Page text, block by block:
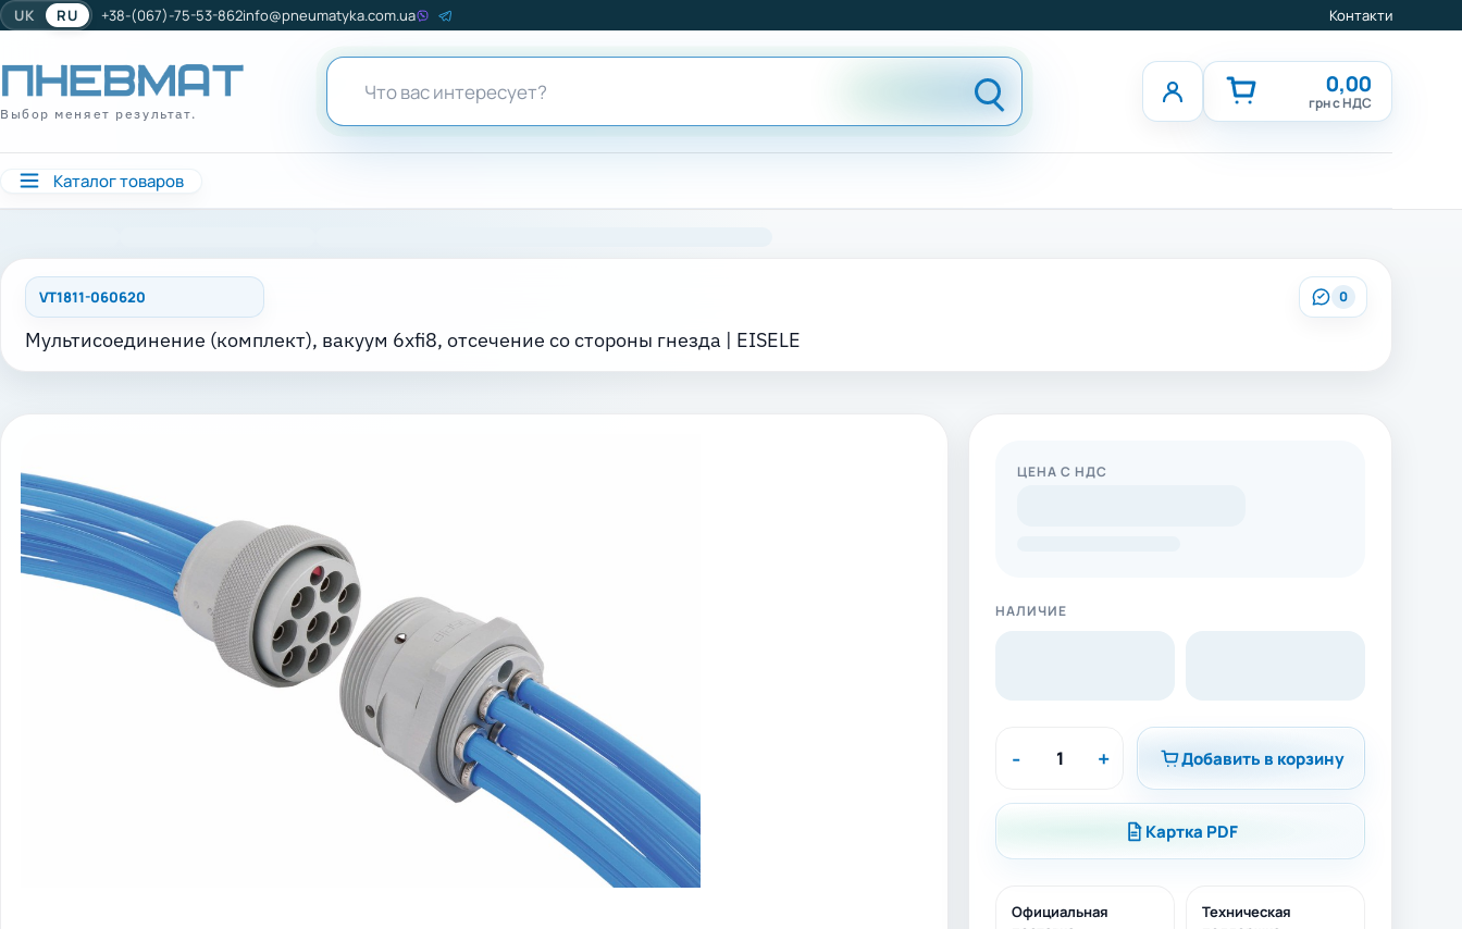
UK RU +38-(067)-75-53-862info@pneumatyka.com.ua Контакти
Выбор меняет результат.
0,00
грн с НДС
Каталог товаров
0
VT1811-060620
Мультисоединение (комплект), вакуум 6xfi8, отсечение со стороны гнезда | EISELE
ЦЕНА С НДС
НАЛИЧИЕ
- + Добавить в корзину
Картка PDF
Официальная
Техническая